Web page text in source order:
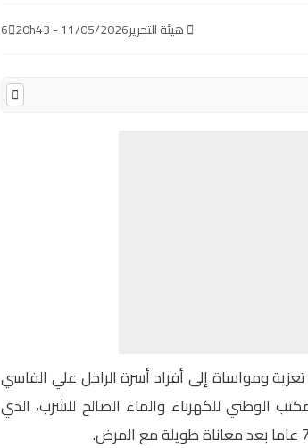
هيئة التحرير11/05/2026 - 20h43
6
ومواساة إلى أفراد أسرة الراحل علي الفاسي
الوطني للكهرباء والماء الصالح للشرب، الذي